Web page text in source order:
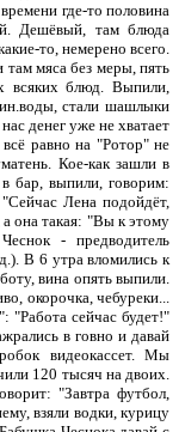
где-то половина
Дешёвый, там блюда
то, немерено всего.
мяса без меры, пять
всяких блюд. Выпили,
стали шашлыки
денег уже не хватает
равно на "Ротор" не
Кое-как зашли в
бар, выпили, говорим:
Лена подойдёт,
она такая: "Вы к этому
- предводитель
В 6 утра вломились к
вина опять выпили.
окорочка, чебуреки...
"Работа сейчас будет!"
в говно и давай
видеокассет. Мы
120 тысяч на двоих.
"Завтра футбол,
взяли водки, курицу